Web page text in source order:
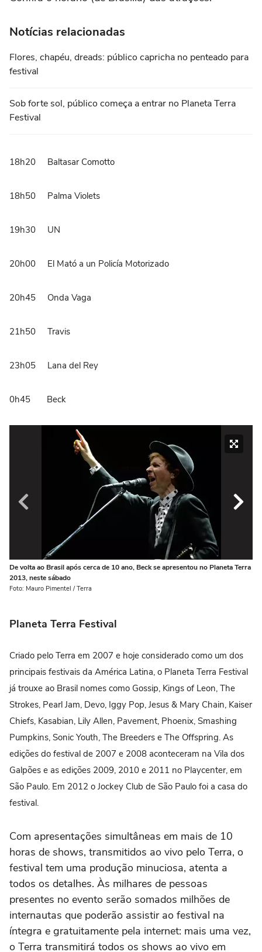
Notícias relacionadas
Flores, chapéu, dreads: público capricha no penteado para
festival
Sob forte sol, público começa a entrar no Planeta Terra
Festival
18h20 Baltasar Comotto
18h50 Palma Violets
19h30 UN
20h00 El Mató a un Policía Motorizado
20h45 Onda Vaga
21h50 Travis
23h05 Lana del Rey
0h45 Beck
De volta ao Brasil após cerca de 10 ano, Beck se apresentou no Planeta Terra
2013, neste sábado
Foto: Mauro Pimentel / Terra
Planeta Terra Festival
Criado pelo Terra em 2007 e hoje considerado como um dos
principais festivais da América Latina, o Planeta Terra Festival
já trouxe ao Brasil nomes como Gossip, Kings of Leon, The
Strokes, Pearl Jam, Devo, Iggy Pop, Jesus & Mary Chain, Kaiser
Chiefs, Kasabian, Lily Allen, Pavement, Phoenix, Smashing
Pumpkins, Sonic Youth, The Breeders e The Offspring. As
edições do festival de 2007 e 2008 aconteceram na Vila dos
Galpões e as edições 2009, 2010 e 2011 no Playcenter, em
São Paulo. Em 2012 o Jockey Club de São Paulo foi a casa do
festival.
Com apresentações simultâneas em mais de 10
horas de shows, transmitidos ao vivo pelo Terra, o
festival tem uma produção minuciosa, atenta a
todos os detalhes. Às milhares de pessoas
presentes no evento serão somados milhões de
internautas que poderão assistir ao festival na
íntegra e gratuitamente pela internet: mais uma vez,
o Terra transmitirá todos os shows ao vivo em